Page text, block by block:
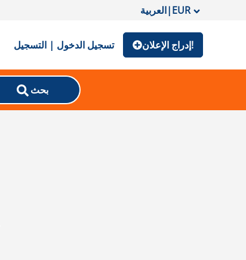
العربية|EUR
تسجيل الدخول | التسجيل إدراج الإعلان!
بحث